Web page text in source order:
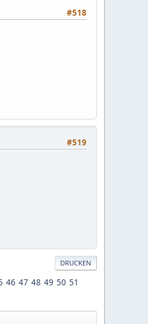
#518
#519
DRUCKEN
46 47 48 49 50 51